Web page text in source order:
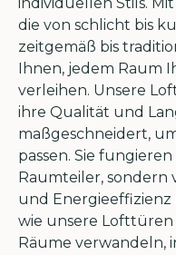
die von schlicht bis
zeitgemäß bis
Ihnen, jedem Raum
verleihen. Unsere
ihre Qualität und
maßgeschneidert,
passen. Sie
Raumteiler, sondern
und Energieeffizienz
wie unsere
Räume verwandeln,